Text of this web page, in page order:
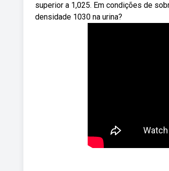
superior a 1,025. Em condições de
densidade 1030 na urina?